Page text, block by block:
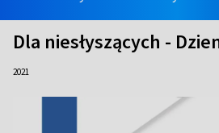
Dla niesłyszących -
2021